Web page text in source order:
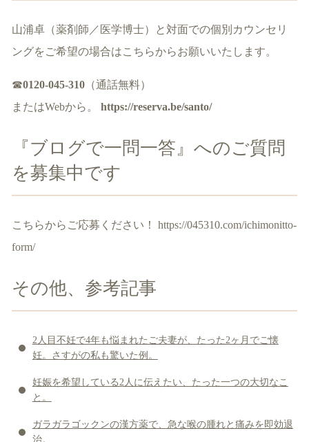
山浦卓（薬剤師／医学博士）と対面での個別カウンセリ
ングをご希望の場合はこちらからお願いいたします。
☎0120-045-310（通話無料）
またはWebから。 https://reserva.be/santo/
『ブログで一問一答』へのご質問
を募集中です
こちらからご応募ください！ https://045310.com/ichimonitto-
form/
その他、参考記事
2人目不妊で4年も悩まれたご夫妻が、たった2ヶ月でご懐
妊。さすがの私も驚いた例。
妊娠を希望している2人に伝えたい、たった一つの大切なこ
と。
ガラガラゴックンの漢方薬で、急な喉の腫れと痛みを即効退
治。